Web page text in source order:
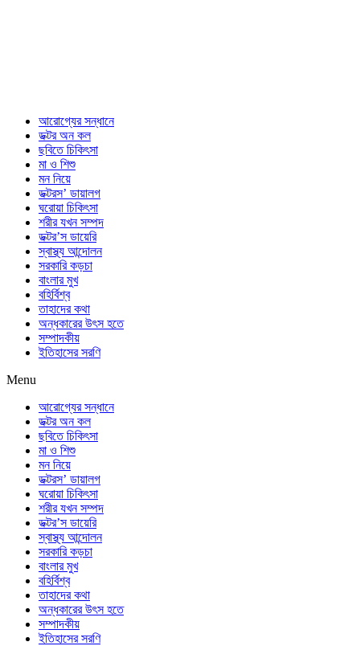
আরোগ্যের সন্ধানে
ডক্টর অন কল
ছবিতে চিকিৎসা
মা ও শিশু
মন নিয়ে
ডক্টরস’ ডায়ালগ
ঘরোয়া চিকিৎসা
শরীর যখন সম্পদ
ডক্টর’স ডায়েরি
স্বাস্থ্য আন্দোলন
সরকারি কড়চা
বাংলার মুখ
বহির্বিশ্ব
তাহাদের কথা
অন্ধকারের উৎস হতে
সম্পাদকীয়
ইতিহাসের সরণি
Menu
আরোগ্যের সন্ধানে
ডক্টর অন কল
ছবিতে চিকিৎসা
মা ও শিশু
মন নিয়ে
ডক্টরস’ ডায়ালগ
ঘরোয়া চিকিৎসা
শরীর যখন সম্পদ
ডক্টর’স ডায়েরি
স্বাস্থ্য আন্দোলন
সরকারি কড়চা
বাংলার মুখ
বহির্বিশ্ব
তাহাদের কথা
অন্ধকারের উৎস হতে
সম্পাদকীয়
ইতিহাসের সরণি